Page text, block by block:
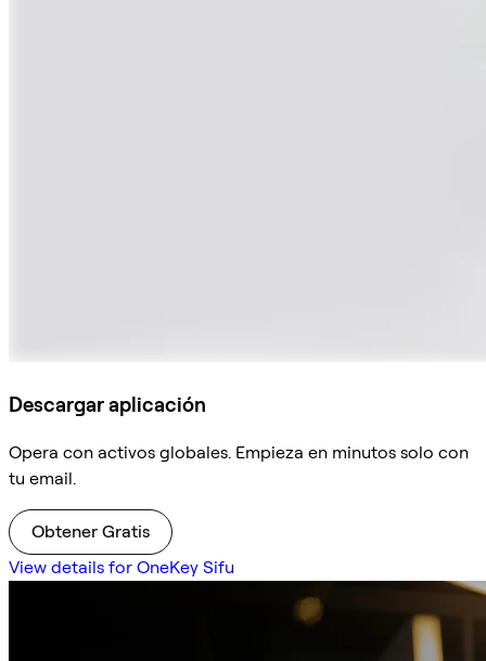
Descargar aplicación
Opera con activos globales. Empieza en minutos solo con
tu email.
Obtener Gratis
View details for OneKey Sifu